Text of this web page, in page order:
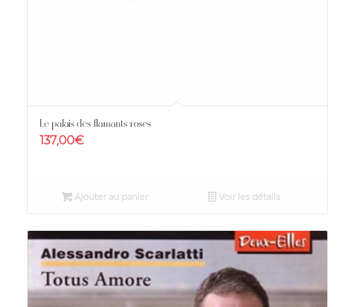
Le palais des flamants roses
137,00€
Ajouter au panier Voir les détails